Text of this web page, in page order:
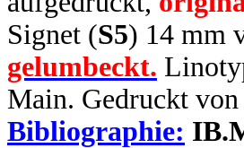
Signet (S5) 14 mm
gelumbeckt.
Main. Gedruckt
Bibliographie: